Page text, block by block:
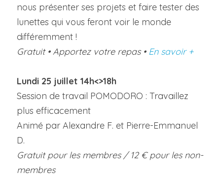
nous présenter ses projets et faire tester des
lunettes qui vous feront voir le monde
différemment !
Gratuit • Apportez votre repas • En savoir +
Lundi 25 juillet 14h<>18h
Session de travail POMODORO : Travaillez
plus efficacement
Animé par Alexandre F. et Pierre-Emmanuel
D.
Gratuit pour les membres / 12 € pour les non-
membres